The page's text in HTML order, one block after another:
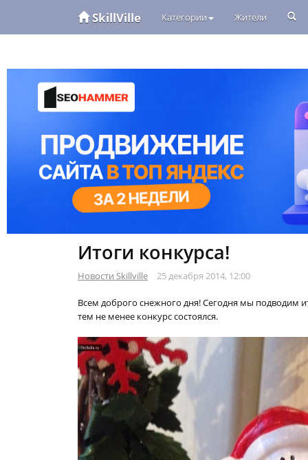
SkillVille Категории Жители
Итоги конкурса!
Новости Skillville 25 декабря 2014, 12:00
Всем доброго снежного дня! Сегодня мы подводим
тем не менее конкурс состоялся.